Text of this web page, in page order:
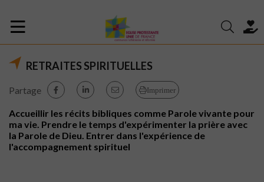
RETRAITES SPIRITUELLES
Partage Imprimer
Accueillir les récits bibliques comme Parole vivante pour
ma vie. Prendre le temps d'expérimenter la prière avec
la Parole de Dieu. Entrer dans l'expérience de
l'accompagnement spirituel